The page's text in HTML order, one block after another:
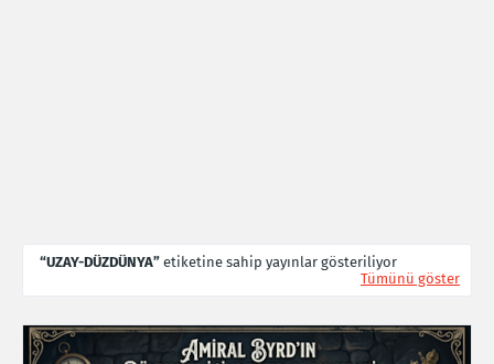
UZAY-DÜZDÜNYA etiketine sahip yayınlar gösteriliyor
Tümünü göster